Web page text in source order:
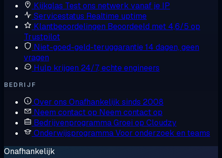
Kijkglas Test ons netwerk vanaf je IP
Servicestatus Realtime uptime
Klantbeoordelingen Beoordeeld met 4,6/5 op
Trustpilot
Niet-goed-geld-teruggarantie14 dagen, geen
vragen
Hulp krijgen 24/7, echte engineers
BEDRIJF
Over ons Onafhankelijk sinds 2008
Neem contact op Neem contact op
BedrijvenprogrammaGroei op Cloudzy
OnderwijsprogrammaVoor onderzoek en teams
Onafhankelijk